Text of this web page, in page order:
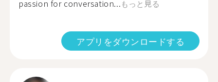
passion for conversation...もっと見る
アプリをダウンロードする